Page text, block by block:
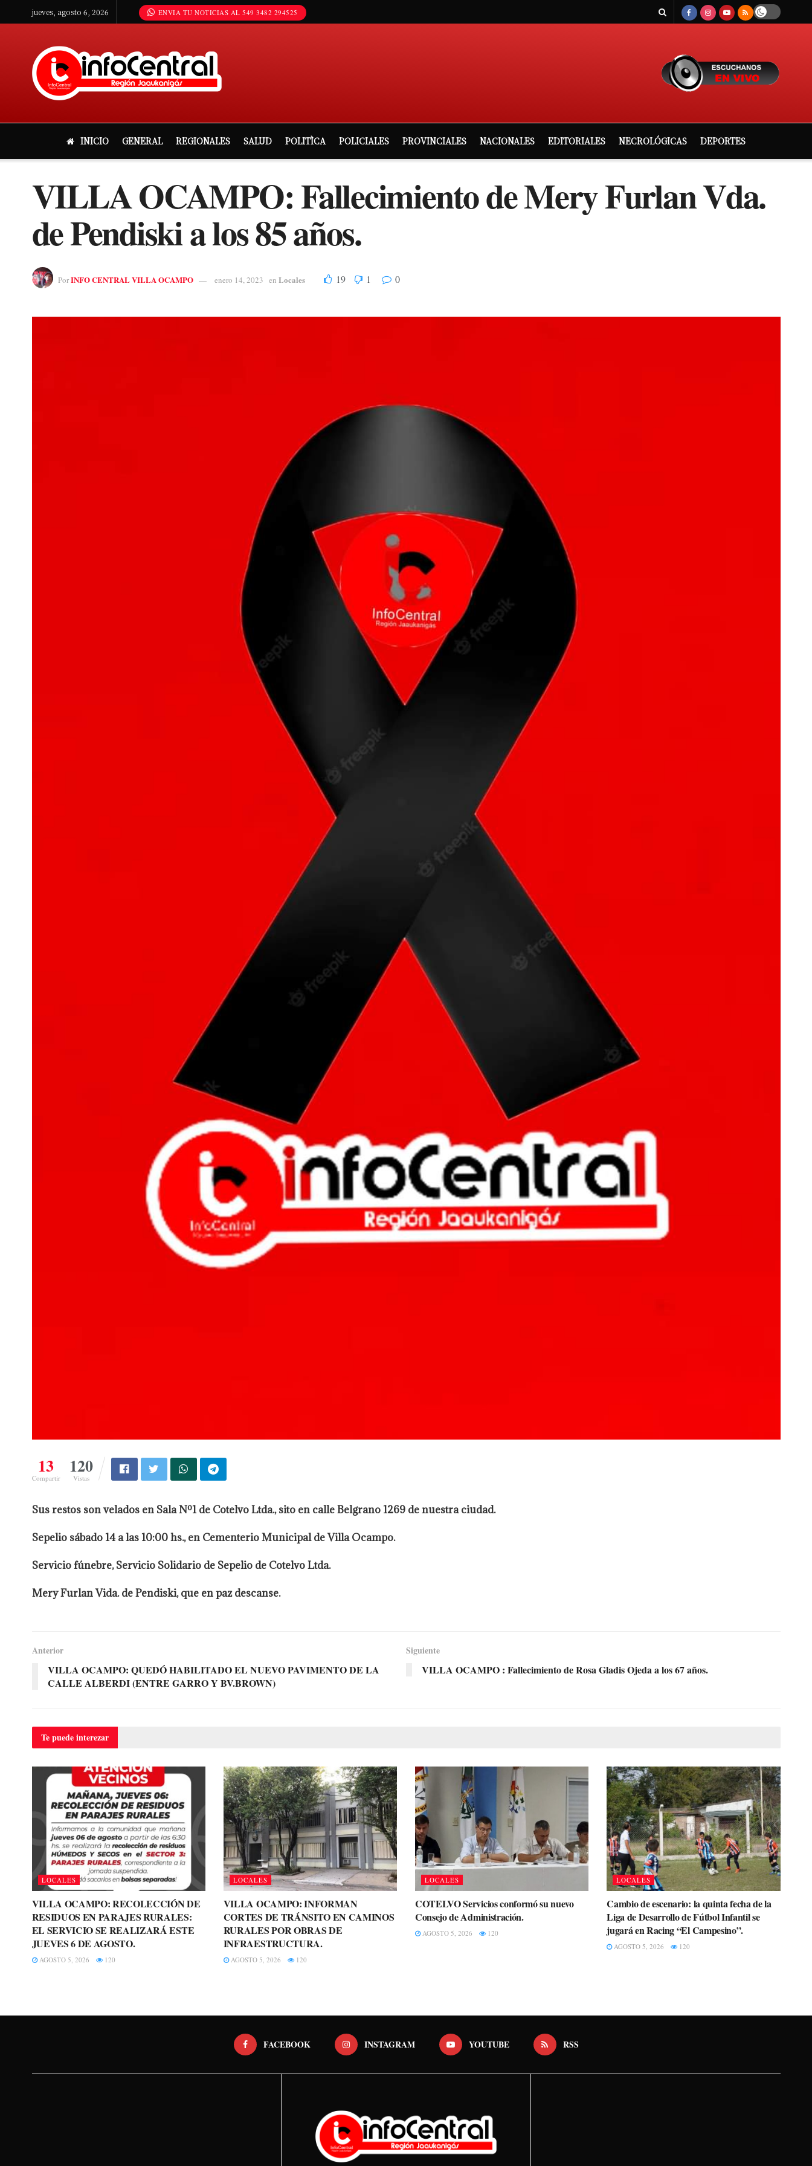
jueves, agosto 6, 2026 ENVIA TU NOTICIAS AL 549 3482 294525
INICIO GENERAL REGIONALES SALUD POLITÌCA POLICIALES PROVINCIALES NACIONALES EDITORIALES NECROLÓGICAS DEPORTES
VILLA OCAMPO: Fallecimiento de Mery Furlan Vda.
de Pendiski a los 85 años.
PorINFO CENTRAL VILLA OCAMPO enero 14, 2023 en Locales 19 1 0
13
Compartir
120
Vistas
Sus restos son velados en Sala Nº1 de Cotelvo Ltda., sito en calle Belgrano 1269 de nuestra ciudad.
Sepelio sábado 14 a las 10:00 hs., en Cementerio Municipal de Villa Ocampo.
Servicio fúnebre, Servicio Solidario de Sepelio de Cotelvo Ltda.
Mery Furlan Vida. de Pendiski, que en paz descanse.
Anterior
VILLA OCAMPO: QUEDÓ HABILITADO EL NUEVO PAVIMENTO DE LA
CALLE ALBERDI (ENTRE GARRO Y BV.BROWN)
Siguiente
VILLA OCAMPO : Fallecimiento de Rosa Gladis Ojeda a los 67 años.
Te puedeinterezar
LOCALES
VILLA OCAMPO: RECOLECCIÓN DE
RESIDUOS EN PARAJES RURALES:
EL SERVICIO SE REALIZARÁ ESTE
JUEVES 6 DE AGOSTO.
AGOSTO 5, 2026 120
LOCALES
VILLA OCAMPO: INFORMAN
CORTES DE TRÁNSITO EN CAMINOS
RURALES POR OBRAS DE
INFRAESTRUCTURA.
AGOSTO 5, 2026 120
LOCALES
COTELVO Servicios conformó su nuevo
Consejo de Administración.
AGOSTO 5, 2026 120
LOCALES
Cambio de escenario: la quinta fecha de la
Liga de Desarrollo de Fútbol Infantil se
jugará en Racing “El Campesino”.
AGOSTO 5, 2026 120
FACEBOOK INSTAGRAM YOUTUBE RSS